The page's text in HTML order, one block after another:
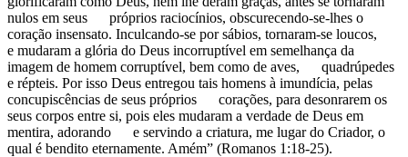
nulos em seus próprios raciocínios, obscurecendo-se-lhes o
coração insensato. Inculcando-se por sábios, tornaram-se loucos,
e mudaram a glória do Deus incorruptível em semelhança da
imagem de homem corruptível, bem como de aves, quadrúpedes
e répteis. Por isso Deus entregou tais homens à imundícia, pelas
concupiscências de seus próprios corações, para desonrarem os
seus corpos entre si, pois eles mudaram a verdade de Deus em
mentira, adorando e servindo a criatura, me lugar do Criador, o
qual é bendito eternamente. Amém” (Romanos 1:18-25).